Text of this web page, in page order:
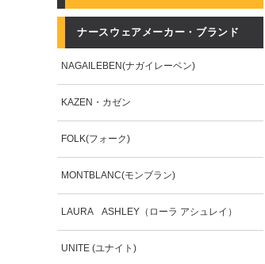
ナースウェアメーカー・ブランド
NAGAILEBEN(ナガイレーベン)
KAZEN・カゼン
FOLK(フォーク)
MONTBLANC(モンブラン)
LAURA ASHLEY（ローラ アシュレイ）
UNITE (ユナイト)